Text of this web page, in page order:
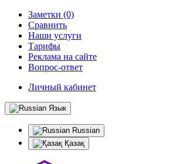
Заметки (0)
Сравнить
Наши услуги
Тарифы
Реклама на сайте
Вопрос-ответ
Личный кабинет
Язык
Russian
Қазақ